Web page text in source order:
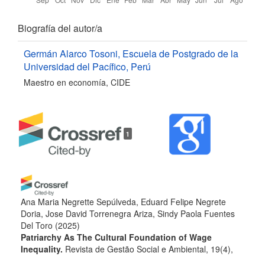
Detalles
del
artículo
Biografía del autor/a
Germán Alarco Tosoni, Escuela de Postgrado de la
Universidad del Pacífico, Perú
Maestro en economía, CIDE
1
Ana Maria Negrette Sepúlveda, Eduard Felipe Negrete
Doria, Jose David Torrenegra Ariza, Sindy Paola Fuentes
Del Toro (2025)
Patriarchy As The Cultural Foundation of Wage
Inequality. Revista de Gestão Social e Ambiental, 19(4),